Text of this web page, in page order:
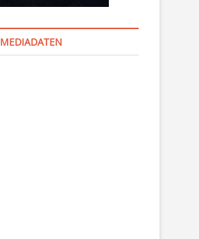
MEDIADATEN